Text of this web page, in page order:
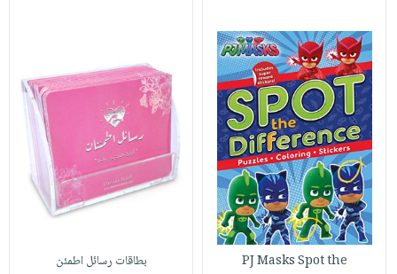
PJ Masks Spot the بطاقات رسائل اطمئن